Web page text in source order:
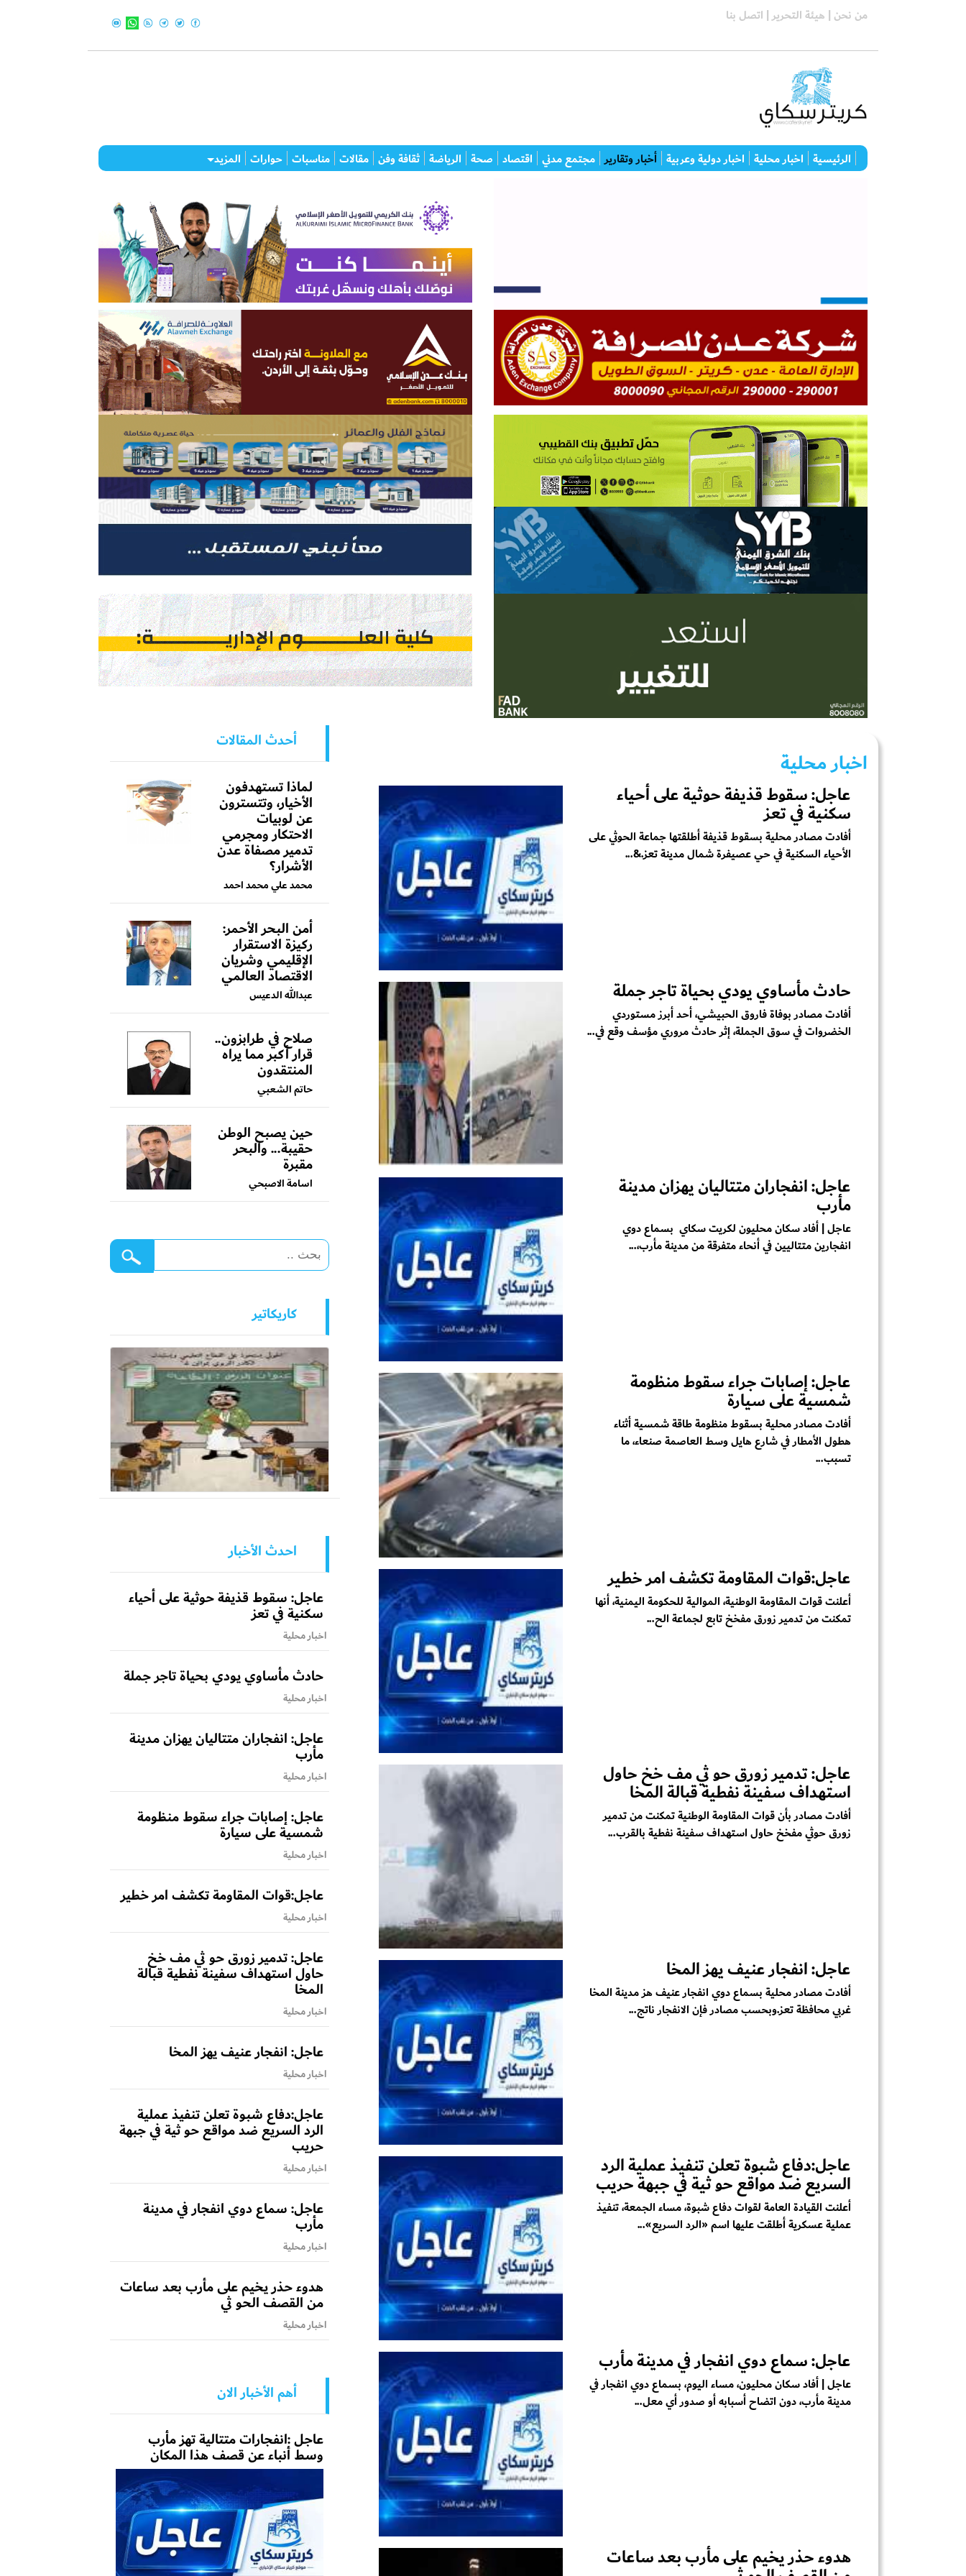
من نحن | هيئة التحرير | اتصل بنا
الرئيسية اخبار محلية اخبار دولية وعربية أخبار وتقارير مجتمع مدني اقتصاد صحة الرياضة ثقافة وفن مقالات مناسبات حوارات المزيد
اخبار محلية
عاجل: سقوط قذيفة حوثية على أحياء
سكنية في تعز
أفادت مصادر محلية بسقوط قذيفة أطلقتها جماعة الحوثي على
الأحياء السكنية في حي عصيفرة شمال مدينة تعز.&...
حادث مأساوي يودي بحياة تاجر جملة
أفادت مصادر بوفاة فاروق الحبيشي، أحد أبرز مستوردي
الخضروات في سوق الجملة، إثر حادث مروري مؤسف وقع في...
عاجل: انفجاران متتاليان يهزان مدينة
مأرب
عاجل | أفاد سكان محليون لكريت سكاي بسماع دوي
انفجارين متتاليين في أنحاء متفرقة من مدينة مأرب،...
عاجل: إصابات جراء سقوط منظومة
شمسية على سيارة
أفادت مصادر محلية بسقوط منظومة طاقة شمسية أثناء
هطول الأمطار في شارع هايل وسط العاصمة صنعاء، ما
تسبب...
عاجل:قوات المقاومة تكشف امر خطير
أعلنت قوات المقاومة الوطنية، الموالية للحكومة اليمنية، أنها
تمكنت من تدمير زورق مفخخ تابع لجماعة الح...
عاجل: تدمير زورق حو ثي مف خخ حاول
استهداف سفينة نفطية قبالة المخا
أفادت مصادر بأن قوات المقاومة الوطنية تمكنت من تدمير
زورق حوثي مفخخ حاول استهداف سفينة نفطية بالقرب...
عاجل: انفجار عنيف يهز المخا
أفادت مصادر محلية بسماع دوي انفجار عنيف هز مدينة المخا
غربي محافظة تعز.وبحسب مصادر فإن الانفجار ناتج...
عاجل:دفاع شبوة تعلن تنفيذ عملية الرد
السريع ضد مواقع حو ثية في جبهة حريب
أعلنت القيادة العامة لقوات دفاع شبوة، مساء الجمعة، تنفيذ
عملية عسكرية أطلقت عليها اسم «الرد السريع»...
عاجل: سماع دوي انفجار في مدينة مأرب
عاجل | أفاد سكان محليون، مساء اليوم، بسماع دوي انفجار في
مدينة مأرب، دون اتضاح أسبابه أو صدور أي معل...
هدوء حذر يخيم على مأرب بعد ساعات
أحدث المقالات
لماذا تستهدفون
الأخيار، وتتسترون
عن لوبيات
الاحتكار ومجرمي
تدمير مصفاة عدن
الأشرار؟
محمد علي محمد احمد
أمن البحر الأحمر:
ركيزة الاستقرار
الإقليمي وشريان
الاقتصاد العالمي
عبدالله الدعيس
صلاح في طرابزون..
قرار أكبر مما يراه
المنتقدون
حاتم الشعبي
حين يصبح الوطن
حقيبة... والبحر
مقبرة
اسامة الاصبحي
كاريكاتير
احدث الأخبار
عاجل: سقوط قذيفة حوثية على أحياء
سكنية في تعز
اخبار محلية
حادث مأساوي يودي بحياة تاجر جملة
اخبار محلية
عاجل: انفجاران متتاليان يهزان مدينة
مأرب
اخبار محلية
عاجل: إصابات جراء سقوط منظومة
شمسية على سيارة
اخبار محلية
عاجل:قوات المقاومة تكشف امر خطير
اخبار محلية
عاجل: تدمير زورق حو ثي مف خخ
حاول استهداف سفينة نفطية قبالة
المخا
اخبار محلية
عاجل: انفجار عنيف يهز المخا
اخبار محلية
عاجل:دفاع شبوة تعلن تنفيذ عملية
الرد السريع ضد مواقع حو ثية في جبهة
حريب
اخبار محلية
عاجل: سماع دوي انفجار في مدينة
مأرب
اخبار محلية
هدوء حذر يخيم على مأرب بعد ساعات
من القصف الحو ثي
اخبار محلية
أهم الأخبار الان
عاجل :انفجارات متتالية تهز مأرب
وسط أنباء عن قصف هذا المكان